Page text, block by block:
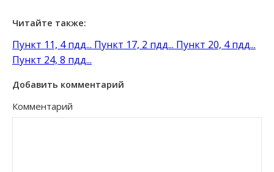
Читайте также:
Пункт 11, 4 пдд... Пункт 17, 2 пдд... Пункт 20, 4 пдд...
Пункт 24, 8 пдд...
Добавить комментарий
Комментарий